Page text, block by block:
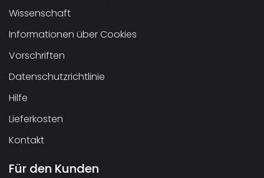
Wissenschaft
Informationen über Cookies
Vorschriften
Datenschutzrichtlinie
Hilfe
Lieferkosten
Kontakt
Für den Kunden